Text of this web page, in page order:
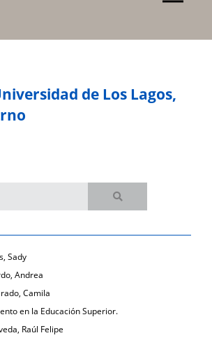
de Los Lagos,
Sady
Andrea
Camila
en la Educación Superior.
Raúl Felipe